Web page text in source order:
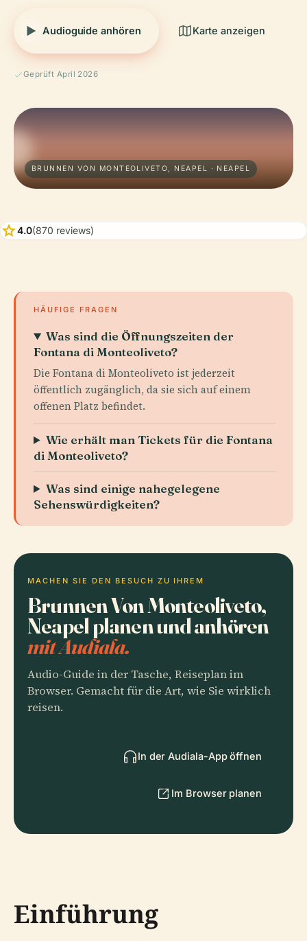
Audioguide anhören Karte anzeigen
Geprüft April 2026
BRUNNEN VON MONTEOLIVETO, NEAPEL · NEAPEL
star4.0(870 reviews)
HÄUFIGE FRAGEN
Was sind die Öffnungszeiten der
Fontana di Monteoliveto?
Die Fontana di Monteoliveto ist jederzeit
öffentlich zugänglich, da sie sich auf einem
offenen Platz befindet.
Wie erhält man Tickets für die Fontana
di Monteoliveto?
Was sind einige nahegelegene
Sehenswürdigkeiten?
MACHEN SIE DEN BESUCH ZU IHREM
Brunnen Von Monteoliveto,
Neapel planen und anhören
mit Audiala.
Audio-Guide in der Tasche, Reiseplan im
Browser. Gemacht für die Art, wie Sie wirklich
reisen.
In der Audiala-App öffnen
Im Browser planen
Einführung